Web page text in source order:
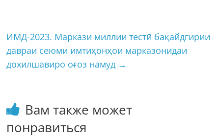
ИМД-2023. Маркази миллии тестӣ бақайдгирии
давраи сеюми имтиҳонҳои марказонидаи
дохилшавиро оғоз намуд →
Вам также может
понравиться